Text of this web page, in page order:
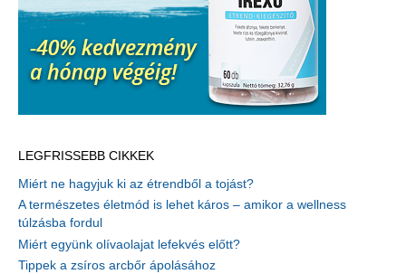
LEGFRISSEBB CIKKEK
Miért ne hagyjuk ki az étrendből a tojást?
A természetes életmód is lehet káros – amikor a wellness
túlzásba fordul
Miért együnk olívaolajat lefekvés előtt?
Tippek a zsíros arcbőr ápolásához